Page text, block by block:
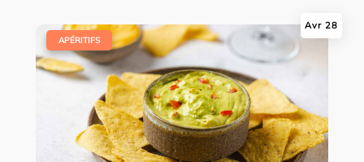
Avr 28
APÉRITIFS